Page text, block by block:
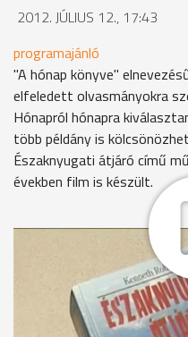
2012. JÚLIUS 12., 17:43
programajánló
"A hónap könyve"
elfeledett olvasmányokra
Hónapról hónapra
több példány is
Északnyugati átjáró című
években film is készült.
Nagy Éva, a könyvtár
működik, hiszen az előző
több ízben kikölcsönözték